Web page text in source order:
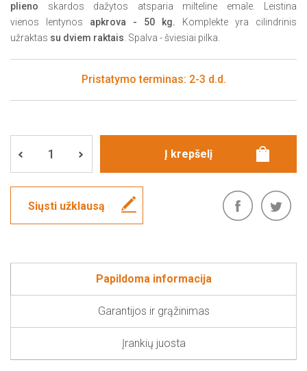
plieno skardos dažytos atsparia milteline emale.
Leistina
vienos
lentynos apkrova - 50 kg. Komplekte yra cilindrinis
užraktas su dviem raktais Spalva - šviesiai pilka.
Pristatymo terminas: 2-3 d.d.
Siųsti užklausą
Papildoma informacija
Garantijos ir grąžinimas
Įrankių juosta